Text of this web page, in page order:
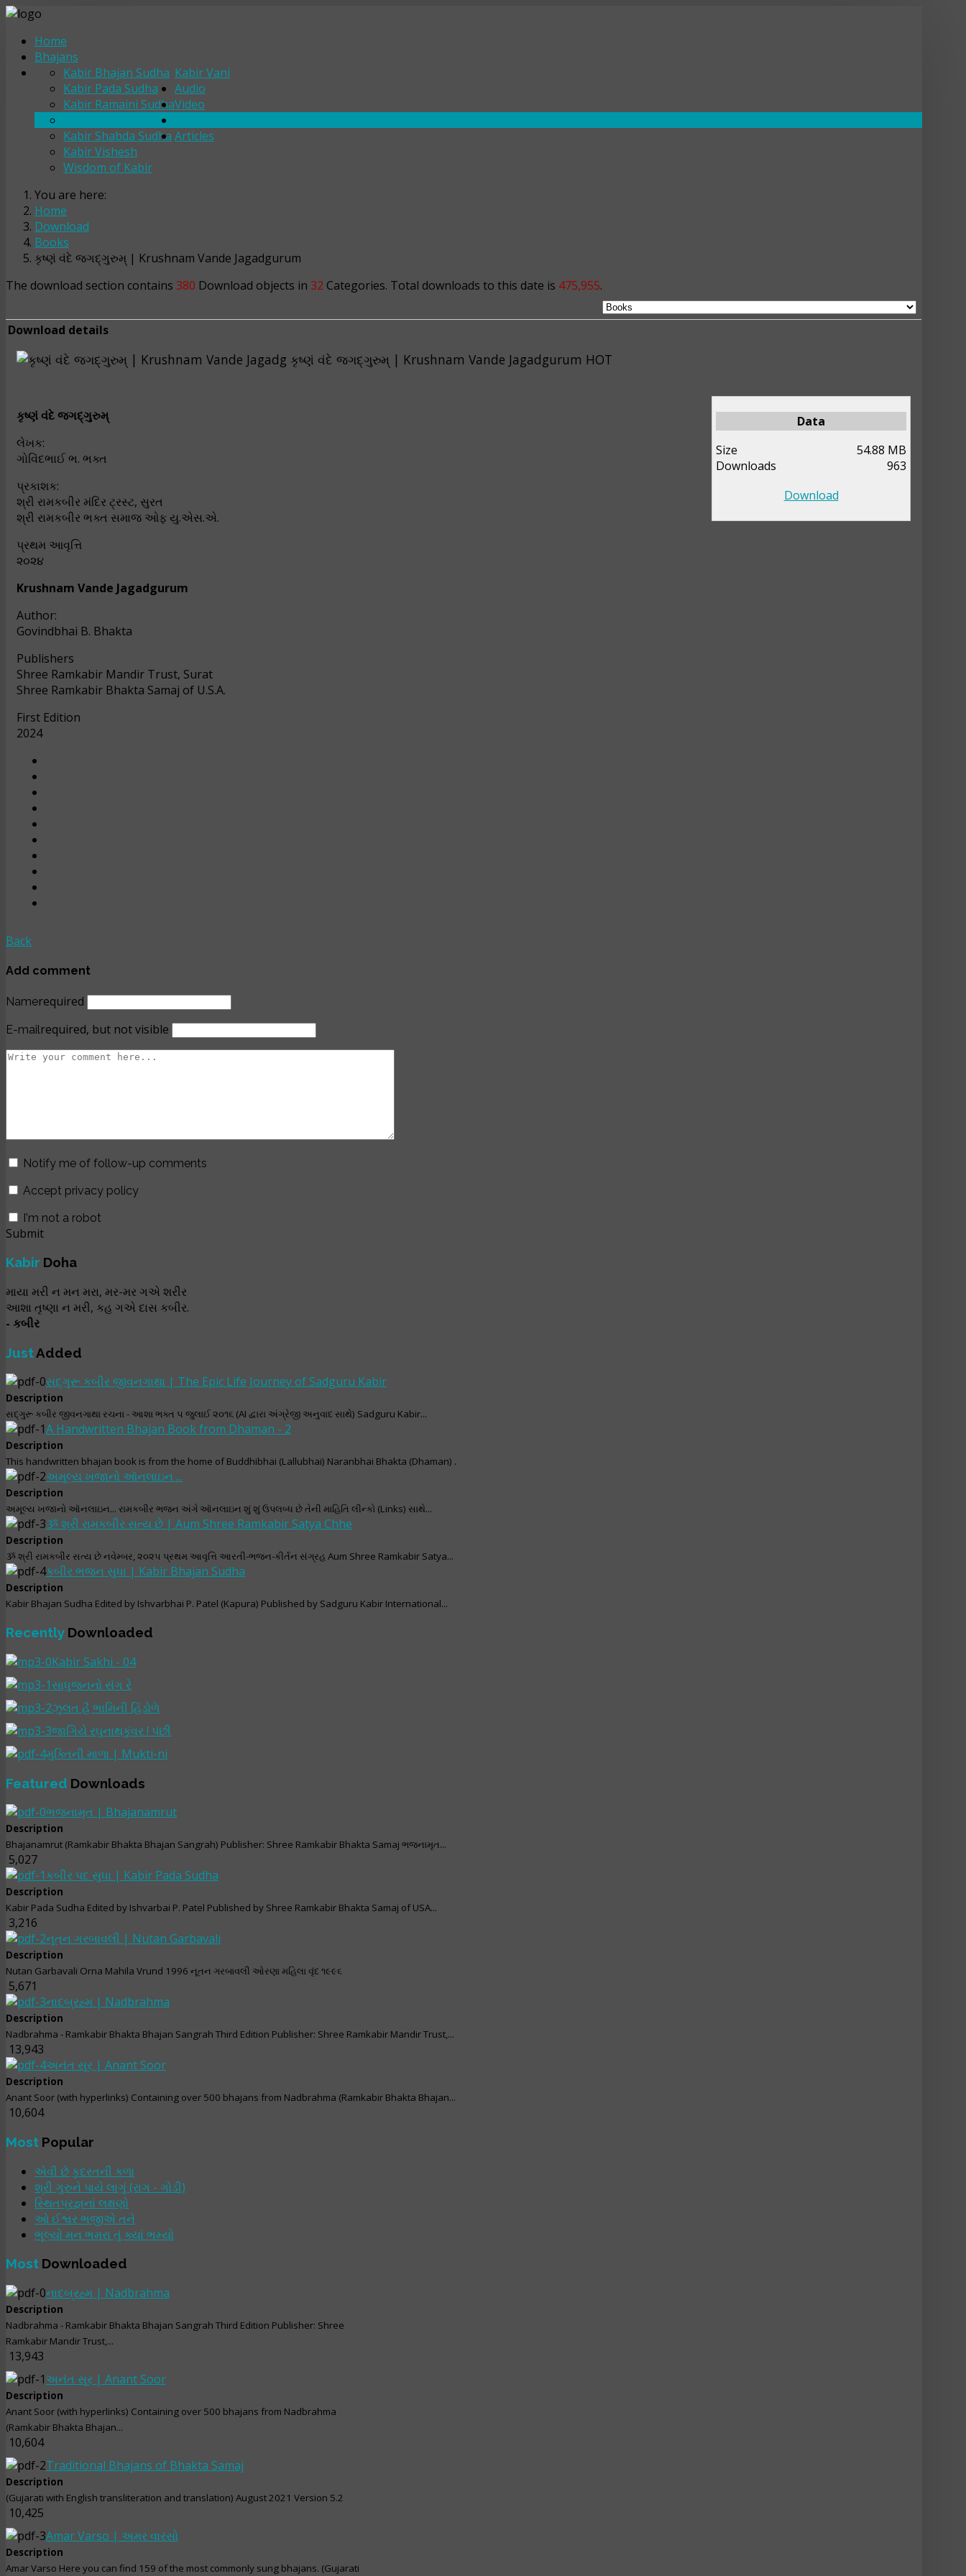
Home
Bhajans
Kabir Vani
Kabir Bhajan Sudha
Kabir Pada Sudha
Kabir Ramaini Sudha
Kabir Shabda Sudha
Kabir Vishesh
Wisdom of Kabir
Audio
Video
Articles
You are here:
Home
Download
Books
કૃષ્ણં વંદે જગદ્‌ગુરુમ્ | Krushnam Vande Jagadgurum
The download section contains 380 Download objects in 32 Categories. Total downloads to this date is 475,955.
Download details
કૃષ્ણં વંદે જગદ્‌ગુરુમ્ | Krushnam Vande Jagadgurum HOT
કૃષ્ણં વંદે જગદ્‌ગુરુમ્
લેખક:
ગોવિંદભાઈ ભ. ભક્ત
પ્રકાશક:
શ્રી રામકબીર મંદિર ટ્રસ્ટ, સુરત
શ્રી રામકબીર ભક્ત સમાજ ઓફ યુ.એસ.એ.
પ્રથમ આવૃત્તિ
૨૦૨૪
Krushnam Vande Jagadgurum
Author:
Govindbhai B. Bhakta
Publishers
Shree Ramkabir Mandir Trust, Surat
Shree Ramkabir Bhakta Samaj of U.S.A.
First Edition
2024
Data
Size
54.88 MB
Downloads
963
Download
Back
Add comment
Namerequired
E-mail required, but not visible
Notify me of follow-up comments
Accept privacy policy
I'm not a robot
Submit
Kabir Doha
માયા મરી ન મન મરા, મર-મર ગએ શરીર
આશા તૃષ્ણા ન મરી, કહ ગએ દાસ કબીર.
- કબીર
JustAdded
સદ્‌ગુરૂ કબીર જીવનગાથા | The Epic Life Journey of Sadguru Kabir
Description
સદ્‌ગુરૂ કબીર જીવનગાથા રચના - આશા ભક્ત ૫ જુલાઈ ૨૦૧૬ (AI દ્વારા અંગ્રેજી અનુવાદ સાથે) Sadguru Kabir...
A Handwritten Bhajan Book from Dhaman - 2
Description
This handwritten bhajan book is from the home of Buddhibhai (Lallubhai) Naranbhai Bhakta (Dhaman) .
અમૂલ્ય ખજાનો ઑનલાઇન ...
Description
અમૂલ્ય ખજાનો ઑનલાઇન... રામકબીર ભજન અંગે ઑનલાઇન શું શું ઉપલબ્ધ છે તેની માહિતિ લીન્કો (Links) સાથે...
ૐ શ્રી રામકબીર સત્ય છે | Aum Shree Ramkabir Satya Chhe
Description
ૐ શ્રી રામકબીર સત્ય છે નવેમ્બર, ૨૦૨૫ પ્રથમ આવૃત્તિ આરતી-ભજન-કીર્તન સંગ્રહ Aum Shree Ramkabir Satya...
કબીર ભજન સુધા | Kabir Bhajan Sudha
Description
Kabir Bhajan Sudha Edited by Ishvarbhai P. Patel (Kapura) Published by Sadguru Kabir International...
Recently Downloaded
Kabir Sakhi - 04
સાધુજનનો સંગ રે
ઝુલત હૈ ભામિની હિંડોળે
જાગિયે રઘુનાથકુંવર ! પંછી
મુક્તિની માળા | Mukti-ni
Featured Downloads
ભજનામૃત | Bhajanamrut
Description
Bhajanamrut (Ramkabir Bhakta Bhajan Sangrah) Publisher: Shree Ramkabir Bhakta Samaj ભજનામૃત...
5,027
કબીર પદ સુધા | Kabir Pada Sudha
Description
Kabir Pada Sudha Edited by Ishvarbai P. Patel Published by Shree Ramkabir Bhakta Samaj of USA...
3,216
નૂતન ગરબાવલી | Nutan Garbavali
Description
Nutan Garbavali Orna Mahila Vrund 1996 નૂતન ગરબાવલી ઓરણા મહિલા વૃંદ ૧૯૯૬
5,671
નાદબ્રહ્મ | Nadbrahma
Description
Nadbrahma - Ramkabir Bhakta Bhajan Sangrah Third Edition Publisher: Shree Ramkabir Mandir Trust,...
13,943
અનંત સૂર | Anant Soor
Description
Anant Soor (with hyperlinks) Containing over 500 bhajans from Nadbrahma (Ramkabir Bhakta Bhajan...
10,604
Most Popular
એવી છે કુદરતની કળા
શ્રી ગુરુને પાયે લાગું (રાગ - ગોડી)
સ્થિતપ્રજ્ઞનાં લક્ષણો
ઓ ઈશ્વર ભજીએ તને
ભૂલ્યો મન ભમરા તું ક્યાં ભમ્યો
Most Downloaded
નાદબ્રહ્મ | Nadbrahma
Description
Nadbrahma - Ramkabir Bhakta Bhajan Sangrah Third Edition Publisher: Shree
Ramkabir Mandir Trust,...
13,943
અનંત સૂર | Anant Soor
Description
Anant Soor (with hyperlinks) Containing over 500 bhajans from Nadbrahma
(Ramkabir Bhakta Bhajan...
10,604
Traditional Bhajans of Bhakta Samaj
Description
(Gujarati with English transliteration and translation) August 2021 Version 5.2
10,425
Amar Varso | અમર વારસો
Description
Amar Varso Here you can find 159 of the most commonly sung bhajans. (Gujarati